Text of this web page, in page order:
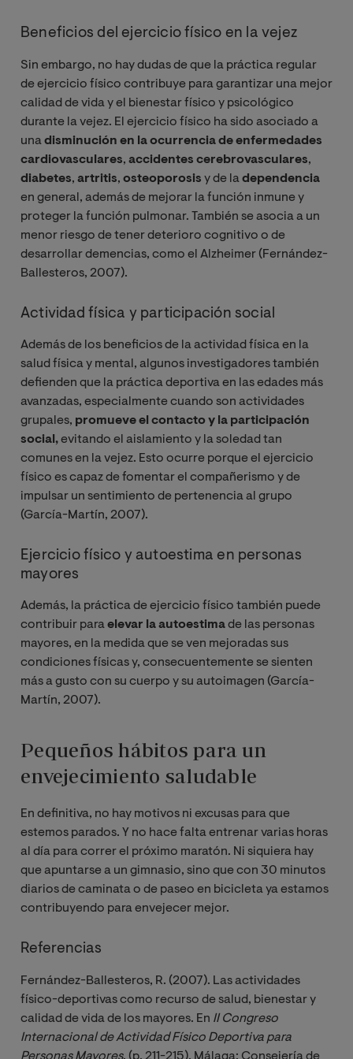
Beneficios del ejercicio físico en la vejez
Sin embargo, no hay dudas de que la práctica regular
de ejercicio físico contribuye para garantizar una mejor
calidad de vida y el bienestar físico y psicológico
durante la vejez. El ejercicio físico ha sido asociado a
unadisminución en la ocurrencia de enfermedades
cardiovasculares, accidentes cerebrovasculares,
diabetes, artritis, osteoporosis y de ladependencia
en general, además de mejorar la función inmune y
proteger la función pulmonar. También se asocia a un
menor riesgo de tener deterioro cognitivo o de
desarrollar demencias, como el Alzheimer (Fernández-
Ballesteros, 2007).
Actividad física y participación social
Además de los beneficios de la actividad física en la
salud física y mental, algunos investigadores también
defienden que la práctica deportiva en las edades más
avanzadas, especialmente cuando son actividades
grupales, promueve el contacto y la participación
social,evitando el aislamiento y la soledad tan
comunes en la vejez. Esto ocurre porque el ejercicio
físico es capaz de fomentar el compañerismo y de
impulsar un sentimiento de pertenencia al grupo
(García-Martín, 2007).
Ejercicio físico y autoestima en personas
mayores
Además, la práctica de ejercicio físico también puede
contribuir paraelevar la autoestimade las personas
mayores, en la medida que se ven mejoradas sus
condiciones físicas y, consecuentemente se sienten
más a gusto con su cuerpo y su autoimagen (García-
Martín, 2007).
Pequeños hábitos para un
envejecimiento saludable
En definitiva, no hay motivos ni excusas para que
estemos parados. Y no hace falta entrenar varias horas
al día para correr el próximo maratón. Ni siquiera hay
que apuntarse a un gimnasio, sino que con 30 minutos
diarios de caminata o de paseo en bicicleta ya estamos
contribuyendo para envejecer mejor.
Referencias
Fernández-Ballesteros, R. (2007). Las actividades
físico-deportivas como recurso de salud, bienestar y
calidad de vida de los mayores. En II Congreso
Internacional de Actividad Físico Deportiva para
Personas Mayores. (p. 211-215). Málaga: Consejería de